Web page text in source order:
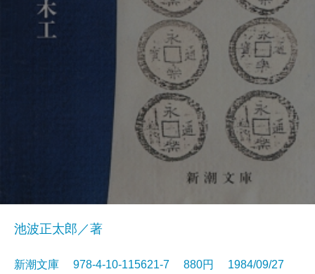
池波正太郎／著
新潮文庫 978-4-10-115621-7 880円 1984/09/27